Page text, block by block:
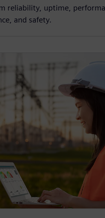
reliability, uptime,
and safety.